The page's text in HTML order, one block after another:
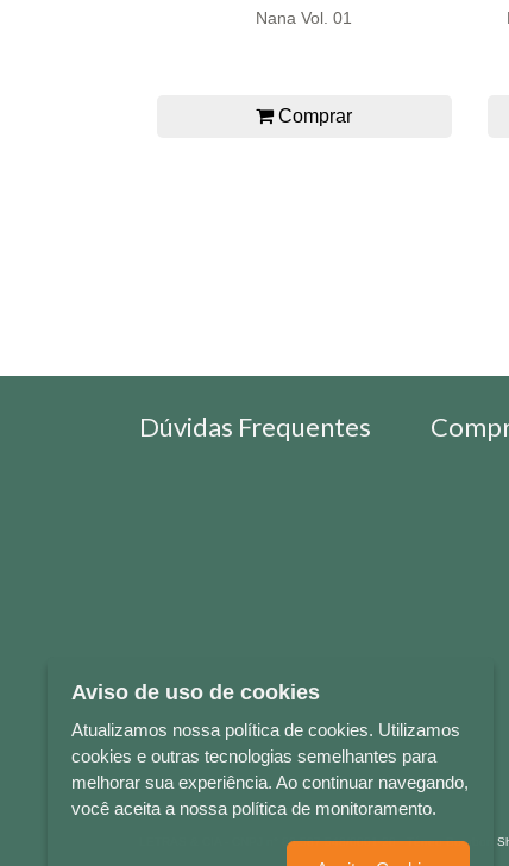
Nana Vol. 01
Comprar
Dúvidas Frequentes
LETRAS & CIA - CNPJ n° 88.587.548/0001-20 - Térreo Bourbon
Aviso de uso de cookies
Atualizamos nossa política de cookies. Utilizamos
cookies e outras tecnologias semelhantes para
melhorar sua experiência. Ao continuar navegando,
você aceita a nossa política de monitoramento.